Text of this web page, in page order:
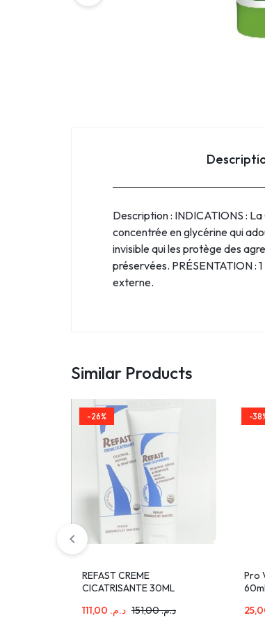
Description : INDICATIONS :
concentrée en glycérine qui
invisible qui les protège des
préservées. PRÉSENTATION :
externe.
Similar Products
-26%
REFAST CREME
CICATRISANTE 30ML
د.م.
د.م.151,00
-
Pro